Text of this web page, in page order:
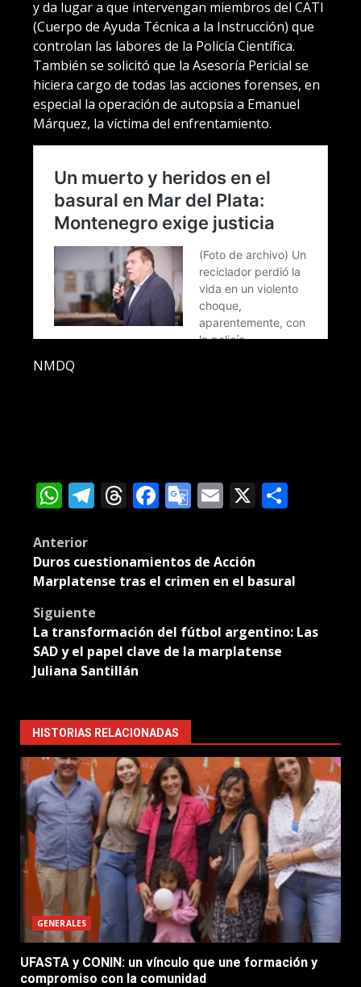
y da lugar a que intervengan miembros del CATI
(Cuerpo de Ayuda Técnica a la Instrucción) que
controlan las labores de la Policía Científica.
También se solicitó que la Asesoría Pericial se
hiciera cargo de todas las acciones forenses, en
especial la operación de autopsia a Emanuel
Márquez, la víctima del enfrentamiento.
NMDQ
WhatsApp
Telegram
Threads
Facebook
Google
Email
X
Post
navigation
Anterior
Duros cuestionamientos de Acción
Marplatense tras el crimen en el basural
Siguiente
La transformación del fútbol argentino: Las
SAD y el papel clave de la marplatense
Juliana Santillán
HISTORIAS RELACIONADAS
GENERALES
UFASTA y CONIN: un vínculo que une formación y
compromiso con la comunidad